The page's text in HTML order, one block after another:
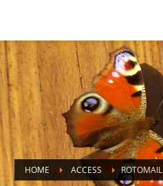
HOME ACCESS